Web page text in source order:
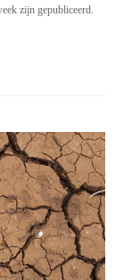
zijn gepubliceerd.